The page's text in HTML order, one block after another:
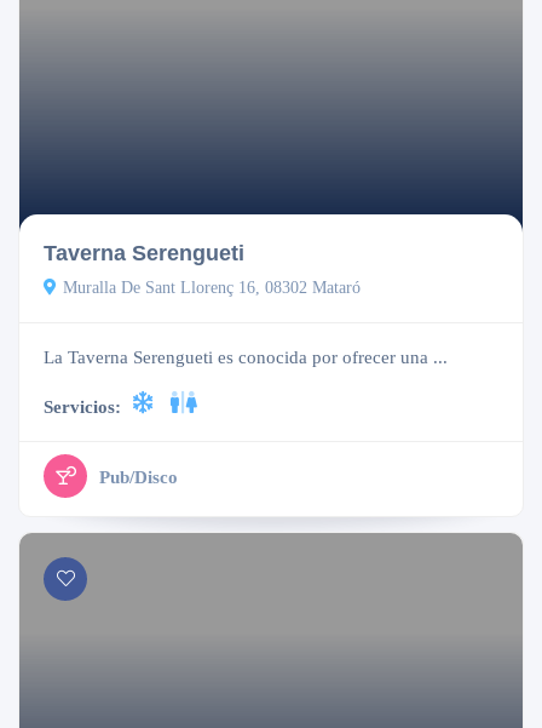
Taverna Serengueti
Muralla De Sant Llorenç 16, 08302 Mataró
La Taverna Serengueti es conocida por ofrecer una ...
Servicios:
Pub/Disco